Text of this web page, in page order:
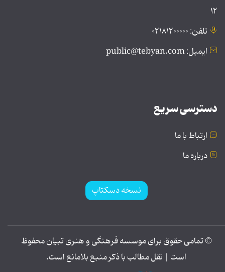
۱۲
تلفن: ۰۲۱۸۱۲۰۰۰۰۰
ایمیل: public@tebyan.com
دسترسی سریع
ارتباط با ما
درباره ما
نسخه دسکتاپ
© تمامی حقوق برای موسسه فرهنگی و هنری تبیان محفوظ
است | نقل مطالب با ذکر منبع بلامانع است.